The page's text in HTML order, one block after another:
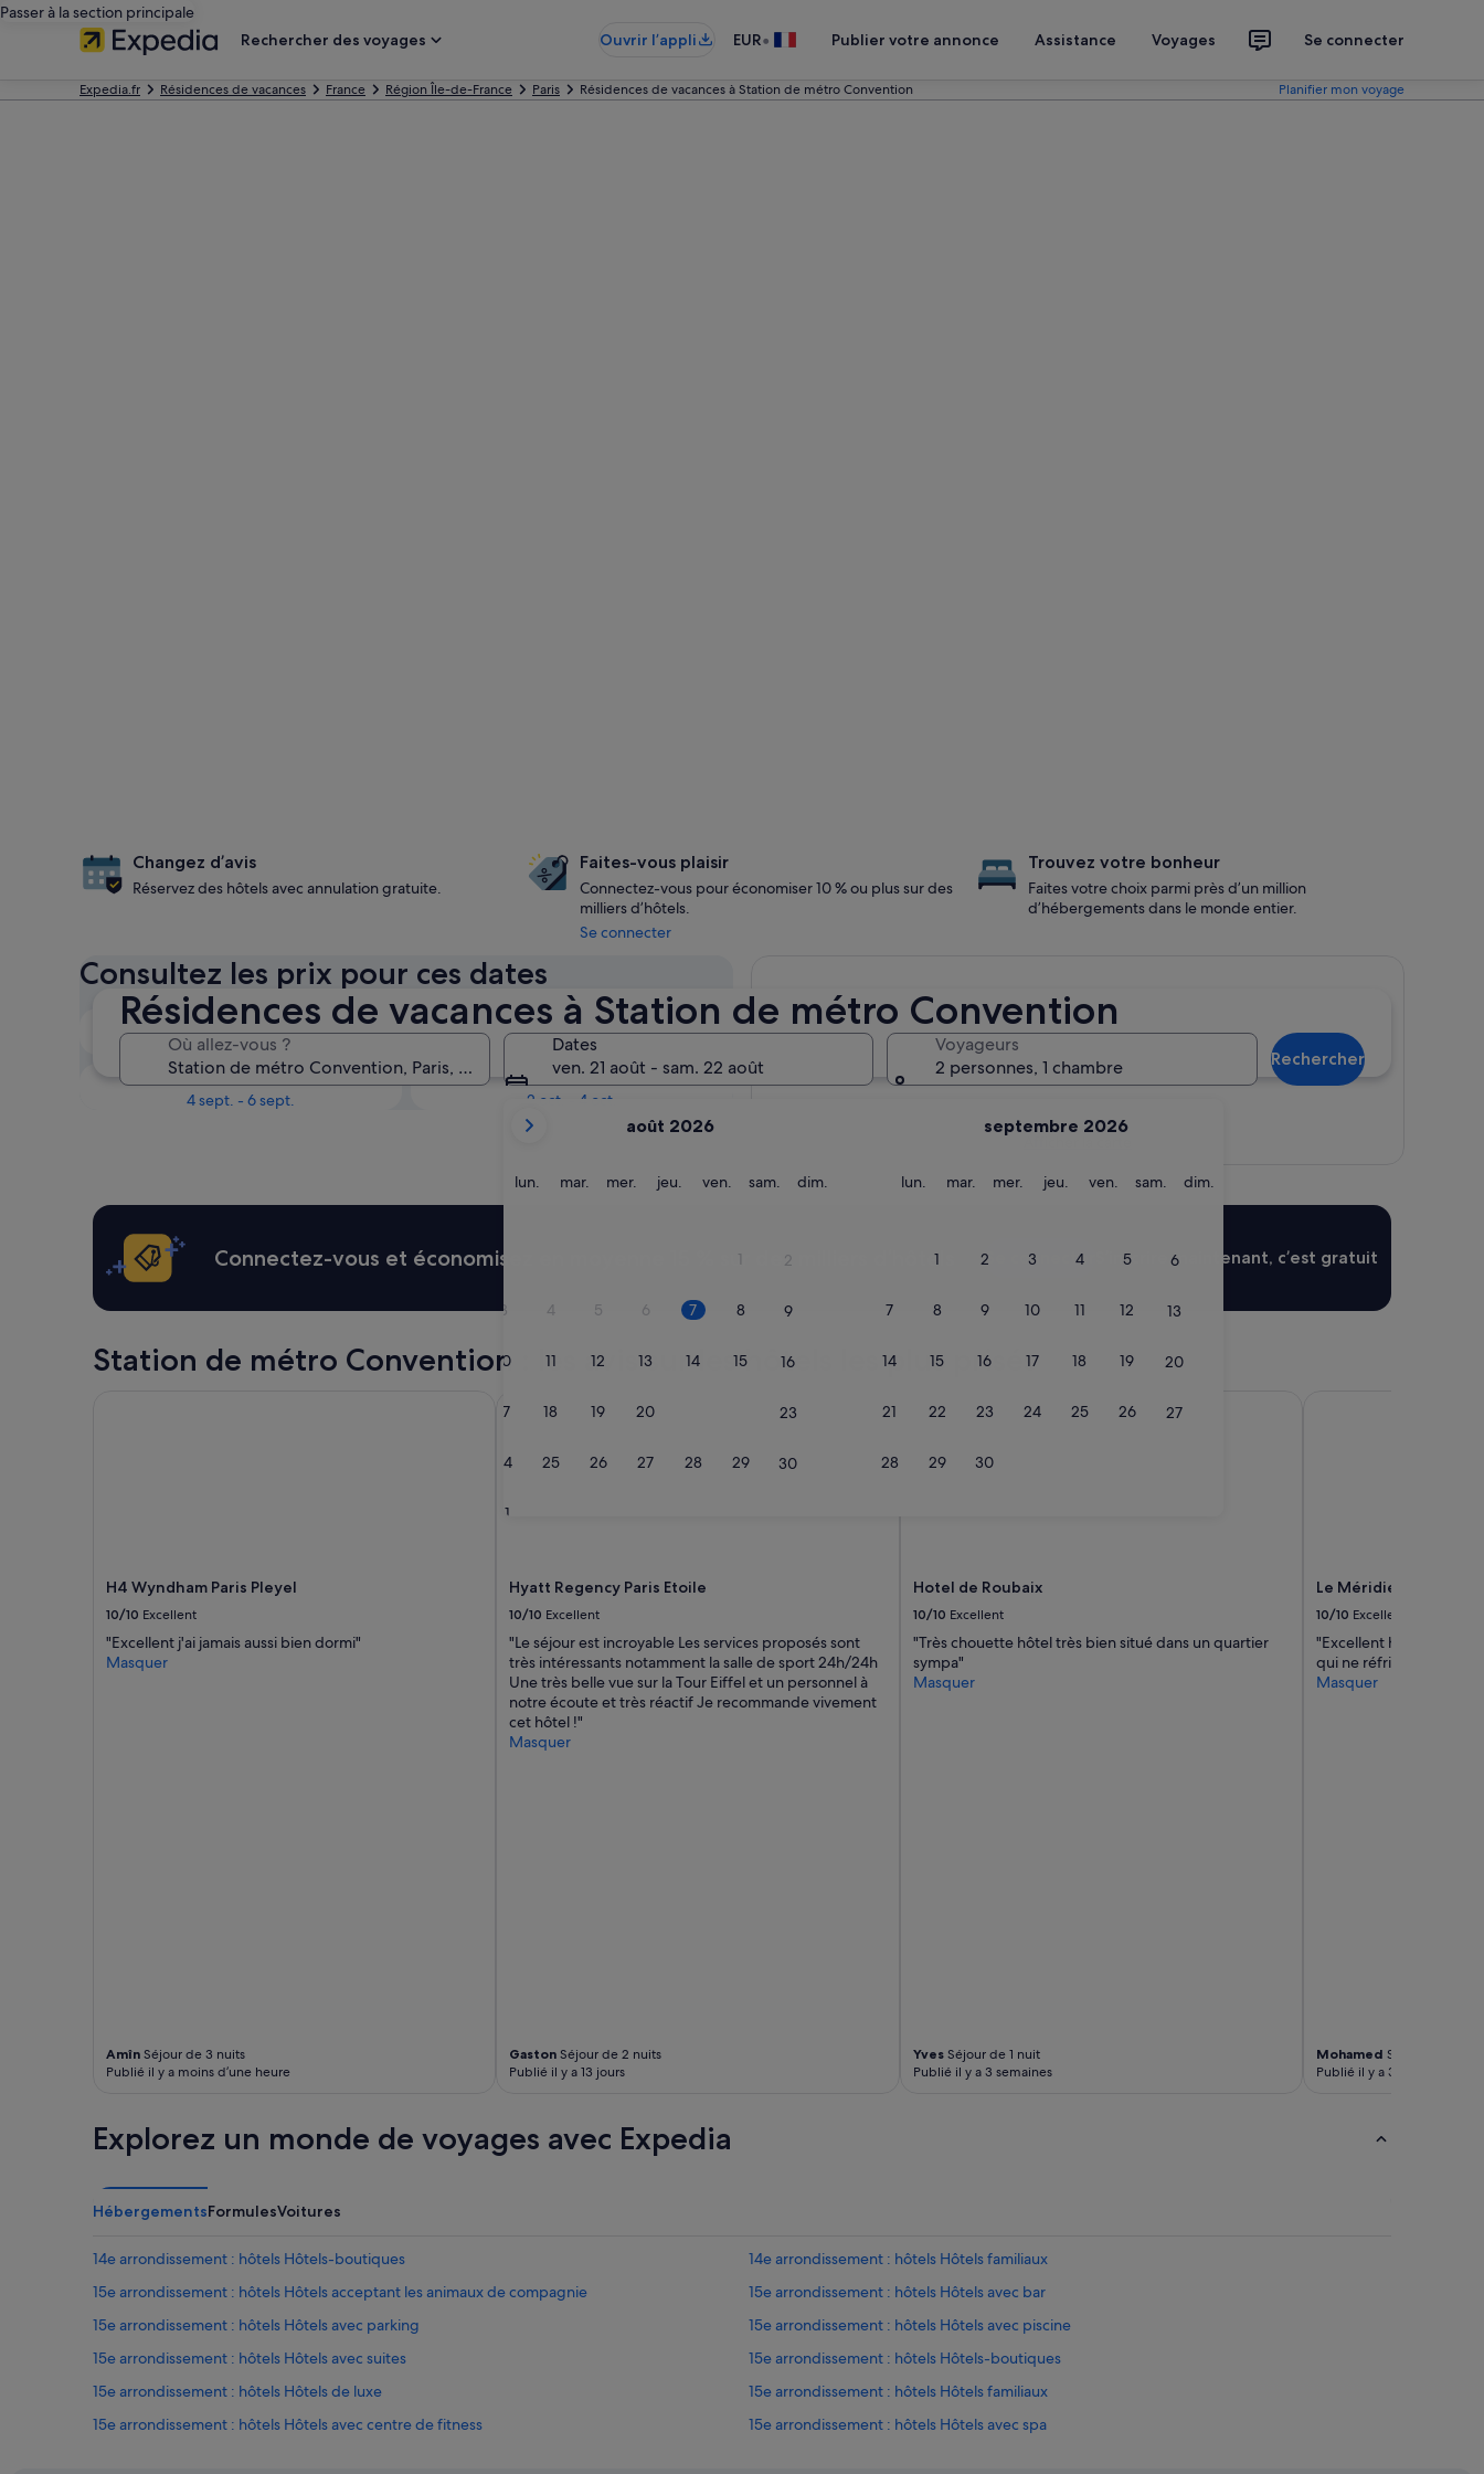
Passer à la section principale
Rechercher des voyages
Ouvrir l’appli EUR• Publier votre annonce Assistance Voyages Se connecter
Expedia.fr Résidences de vacances France Région Île-de-France Paris Résidences de vacances à Station de métro Convention Planifier mon voyage
Résidences de vacances à Station de métro Convention
Où allez-vous ?
Dates
ven. 21 août - sam. 22 août
mois
sont
August
September
août 2026
lun. lundimar. mardi
mer. mercredi
jeu. jeudiven. vendredi
sam. samedi
dim.
1 2
3 4 5 6 7 8 9
10 11 12 13 14 15 16
17 18 19 20 23
24 25 26 27 28 29 30
31
septembre 2026
lun. lundimar. mardi
mer. mercredi
jeu. jeudiven. vendredi
sam. samedi
dim.
1 2 3 4 5 6
7 8 9 10 11 12 13
14 15 16 17 18 19 20
21 22 23 24 25 26 27
28 29 30
Voyageurs
2 personnes, 1 chambre
Rechercher
Changez d’avis
Réservez des hôtels avec annulation gratuite.
Faites-vous plaisir
Connectez-vous pour économiser 10 % ou plus sur des
milliers d’hôtels.
Se connecter
Trouvez votre bonheur
Faites votre choix parmi près d’un million
d’hébergements dans le monde entier.
Consultez les prix pour ces dates
Le week-end prochain
14 août - 16 août
Dans deux semaines
21 août - 23 août
Dans un mois
4 sept. - 6 sept.
Dans deux mois
2 oct. - 4 oct.
Connectez-vous et économisez en moyenne 15 % sur des milliers d’hôtels Se connecter S’inscrire maintenant, c’est gratuit
Station de métro Convention : les avis sur les hôtels les plus prisés
H4 Wyndham Paris Pleyel
10/10 Excellent
"Excellent j'ai jamais aussi bien dormi"
Masquer
Amîn Séjour de 3 nuits
Publié il y a moins d’une heure
Hyatt Regency Paris Etoile
10/10 Excellent
"Le séjour est incroyable Les services proposés sont
très intéressants notamment la salle de sport 24h/24h
Une très belle vue sur la Tour Eiffel et un personnel à
notre écoute et très réactif Je recommande vivement
cet hôtel !"
Masquer
Gaston Séjour de 2 nuits
Publié il y a 13 jours
Hyatt Regency Paris Etoile
Hotel de Roubaix
10/10 Excellent
"Très chouette hôtel très bien situé dans un quartier
sympa"
Masquer
YvesSéjour de 1 nuit
Publié il y a 3 semaines
Hotel de Roubaix
Le Méridien Paris Arc
10/10 Excellent
"Excellent hôtel bien
qui ne réfrigérait
Masquer
Mohamed Séjour de 2
Publié il y a 3 semaines
Explorez un monde de voyages avec Expedia
HébergementsFormulesVoitures
14e arrondissement : hôtels Hôtels-boutiques
14e arrondissement : hôtels Hôtels familiaux
15e arrondissement : hôtels Hôtels acceptant les animaux de compagnie
15e arrondissement : hôtels Hôtels avec bar
15e arrondissement : hôtels Hôtels avec parking
15e arrondissement : hôtels Hôtels avec piscine
15e arrondissement : hôtels Hôtels avec suites
15e arrondissement : hôtels Hôtels-boutiques
15e arrondissement : hôtels Hôtels de luxe
15e arrondissement : hôtels Hôtels familiaux
15e arrondissement : hôtels Hôtels avec centre de fitness
15e arrondissement : hôtels Hôtels avec spa